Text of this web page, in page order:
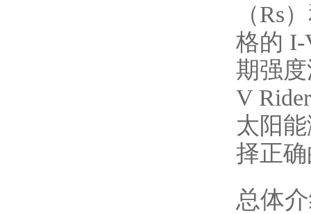
（Rs
格的 I-
期强
V
太阳
择正
总体